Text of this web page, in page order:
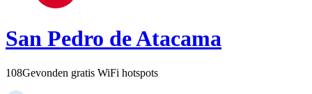
San Pedro de Atacama
108Gevonden gratis WiFi hotspots